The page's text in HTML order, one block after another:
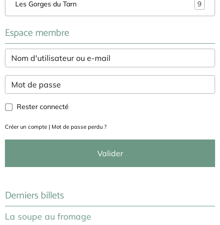
Les Gorges du Tarn 9
Espace membre
Rester connecté
Créer un compte | Mot de passe perdu ?
Valider
Derniers billets
La soupe au fromage